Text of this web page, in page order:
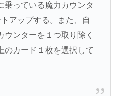
乗っている魔力カウンタ
アップする。また、自
ンターを１つ取り除く
のカード１枚を選択して